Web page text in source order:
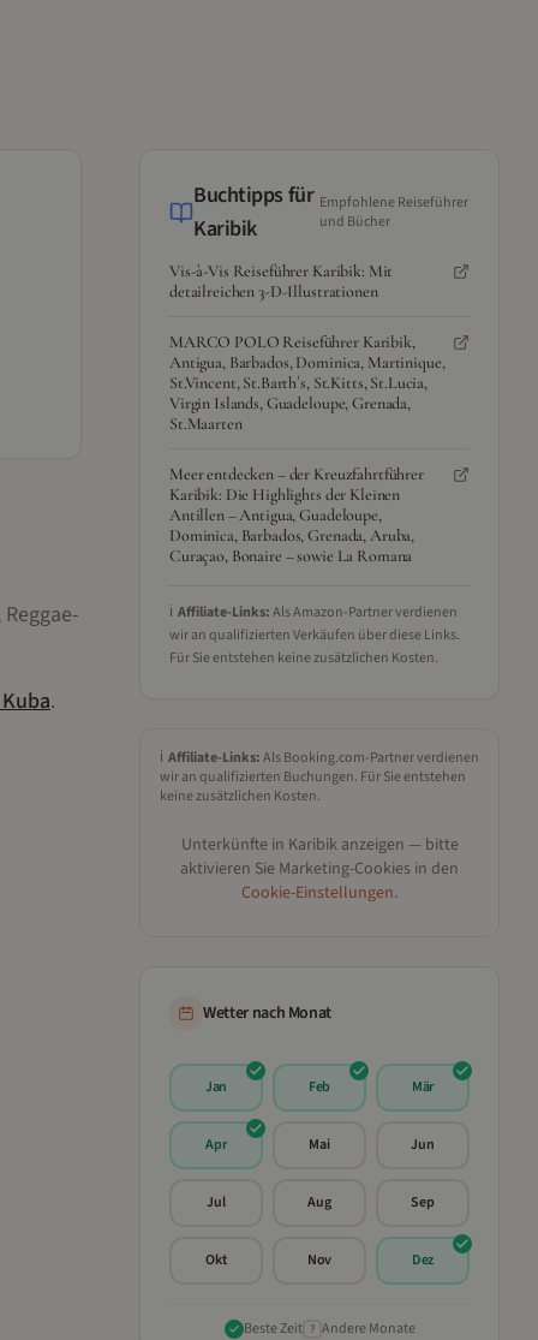
Kuba.
Buchtipps für
Karibik
Empfohlene Reiseführer
und Bücher
Vis-à-Vis Reiseführer Karibik: Mit
detailreichen 3-D-Illustrationen
MARCO POLO Reiseführer Karibik,
Antigua, Barbados, Dominica, Martinique,
St.Vincent, St.Barth´s, St.Kitts, St.Lucia,
Virgin Islands, Guadeloupe, Grenada,
St.Maarten
Meer entdecken – der Kreuzfahrtführer
Karibik: Die Highlights der Kleinen
Antillen – Antigua, Guadeloupe,
Dominica, Barbados, Grenada, Aruba,
Curaçao, Bonaire – sowie La Romana
ℹ️ Affiliate-Links:Als Amazon-Partner verdienen
wir an qualifizierten Verkäufen über diese Links.
Für Sie entstehen keine zusätzlichen Kosten.
ℹ️ Affiliate-Links:Als Booking.com-Partner verdienen
wir an qualifizierten Buchungen. Für Sie entstehen
keine zusätzlichen Kosten.
Unterkünfte in Karibikanzeigen — bitte
aktivieren Sie Marketing-Cookies in den
Cookie-Einstellungen.
Wetter nach Monat
Jan Feb Mär
Apr Mai Jun
Jul Aug Sep
Okt Nov Dez
Beste Zeit ? Andere Monate